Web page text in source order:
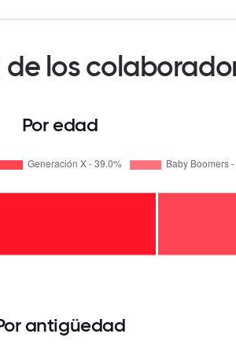
los
Por edad
antigüedad